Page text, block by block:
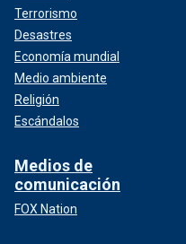
Terrorismo
Desastres
Economía mundial
Medio ambiente
Religión
Escándalos
Medios de
comunicación
FOX Nation